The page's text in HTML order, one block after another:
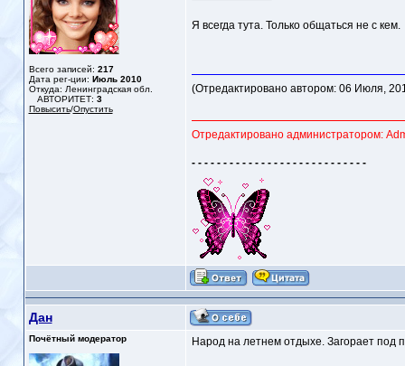
Всего записей: 217
Дата рег-ции: Июль 2010
Откуда: Ленинградская обл.
АВТОРИТЕТ: 3
Повысить/Опустить
Я всегда тута. Только общаться не с кем.
(Отредактировано автором: 06 Июля,
Отредактировано администратором:
- - - - - - - - - - - - - - - - - - - - - - - - - - - -
Дан
Почётный модератор Народ на летнем отдыхе. Загорает под